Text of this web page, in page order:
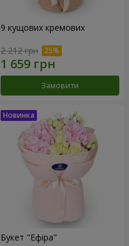
9 кущових кремових
2 212 грн
Замовити
Букет "Ефіра"